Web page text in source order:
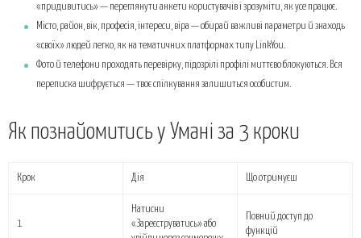
«придивитись» — переглянути анкети користувачів і зрозуміти, як усе працює.
Місто, район, вік, професія, інтереси, віра — обирай важливі параметри й знаходь
«своїх» людей легко, як на тематичних платформах типу LinkYou.
Фото й телефони проходять перевірку, підозрілі профілі миттєво блокуються. Вся
переписка шифрується — твоє спілкування залишиться особистим.
Як познайомитись у Умані за 3 кроки
Крок Дія Що отримуєш
1
Натисни
«Зареєструватись» або
Повний доступ до
функцій